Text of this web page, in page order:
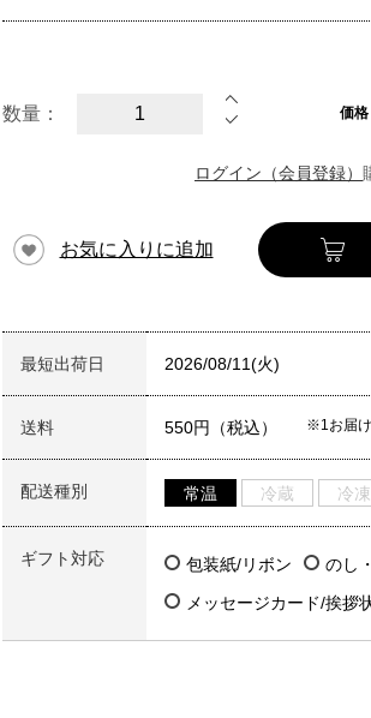
数量： 価格
ログイン（会員登録）
お気に入りに追加
最短出荷日 2026/08/11(火)
送料 550円（税込） ※1お届
配送種別 常温 冷蔵 冷凍
ギフト対応 包装紙/リボン
のし
メッセージカード/挨拶